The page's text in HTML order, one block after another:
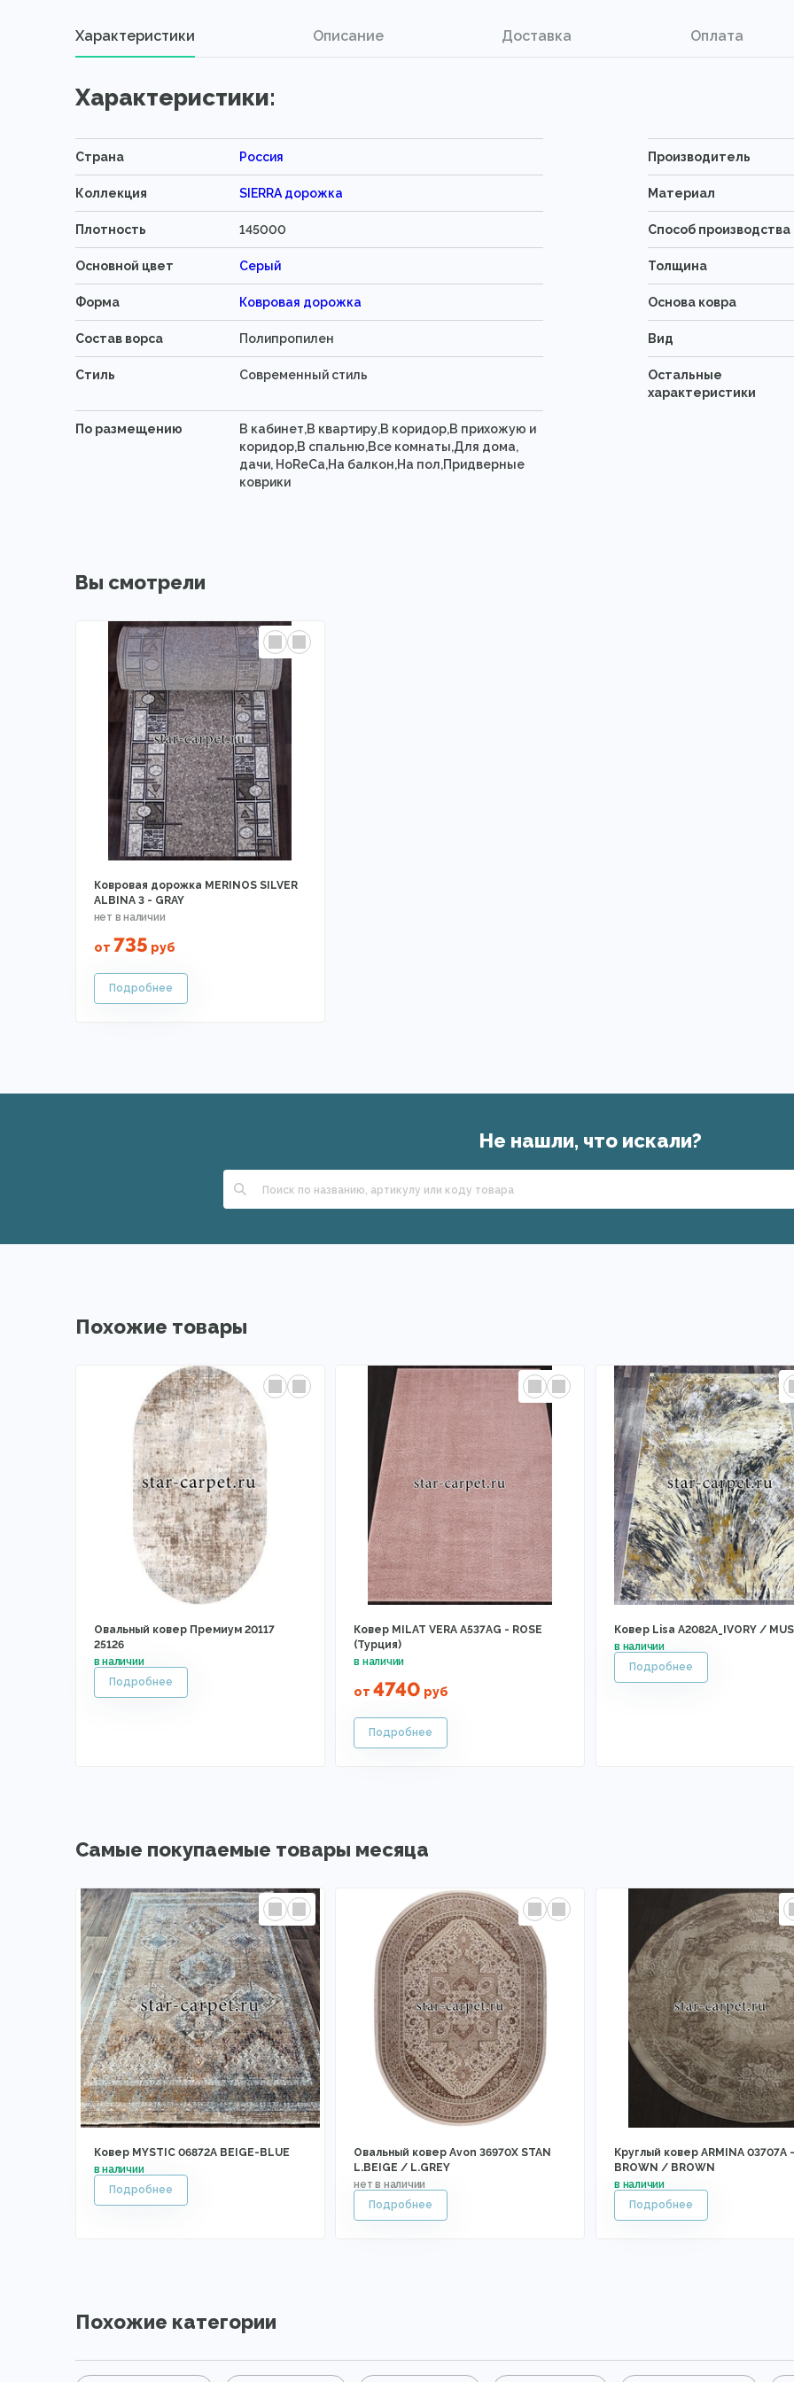
Характеристики Описание Доставка Оплата
Характеристики:
Страна Россия Производитель
Коллекция SIERRA дорожка Материал
Плотность 145000 Способ производства
Основной цвет Серый Толщина
Форма Ковровая дорожка Основа ковра
Состав ворса Полипропилен Вид
Стиль Современный стиль
Остальные
характеристики
По размещению
В кабинет,В квартиру,В коридор,В прихожую и
коридор,В спальню,Все комнаты,Для дома,
дачи, HoReCa,На балкон,На пол,Придверные
коврики
Вы смотрели
Ковровая дорожка MERINOS SILVER
ALBINA 3 - GRAY
от 735 руб
Не нашли, что искали?
Похожие товары
Овальный ковер Премиум 20117
25126
Ковер MILAT VERA A537AG - ROSE
(Турция)
от4740 руб
Ковер Lisa A2082A_IVORY /
Самые покупаемые товары месяца
Ковер MYSTIC 06872A BEIGE-BLUE
Овальный ковер Avon 36970X STAN
L.BEIGE / L.GREY
Круглый ковер ARMINA 03707A -
BROWN / BROWN
Похожие категории